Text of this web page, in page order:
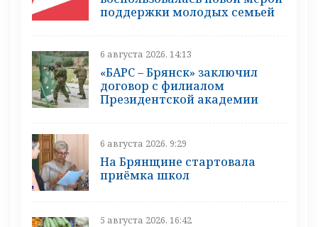
поддержки молодых семьей
6 августа 2026, 14:13
«БАРС – Брянск» заключил
договор с филиалом
Президентской академии
6 августа 2026, 9:29
На Брянщине стартовала
приёмка школ
5 августа 2026, 16:42